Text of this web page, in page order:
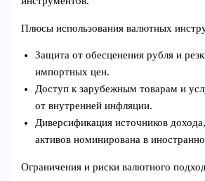
Плюсы использования валютных
Защита от обесценения рубля и
импортных цен.
Доступ к зарубежным товарам и
от внутренней инфляции.
Диверсификация источников
активов номинирована в
Ограничения и риски валютного